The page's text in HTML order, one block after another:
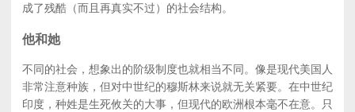
成了残酷（而且再真实不过）的社会结构。
他和她
不同的社会，想象出的阶级制度也就相当不同。像是现代美国人
非常注意种族，但对中世纪的穆斯林来说就无关紧要。在中世纪
印度，种姓是生死攸关的大事，但现代的欧洲根本毫不在意。只